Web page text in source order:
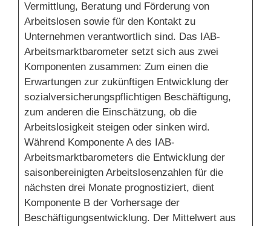
Vermittlung, Beratung und Förderung von
Arbeitslosen sowie für den Kontakt zu
Unternehmen verantwortlich sind. Das IAB-
Arbeitsmarktbarometer setzt sich aus zwei
Komponenten zusammen: Zum einen die
Erwartungen zur zukünftigen Entwicklung der
sozialversicherungspflichtigen Beschäftigung,
zum anderen die Einschätzung, ob die
Arbeitslosigkeit steigen oder sinken wird.
Während Komponente A des IAB-
Arbeitsmarktbarometers die Entwicklung der
saisonbereinigten Arbeitslosenzahlen für die
nächsten drei Monate prognostiziert, dient
Komponente B der Vorhersage der
Beschäftigungsentwicklung. Der Mittelwert aus